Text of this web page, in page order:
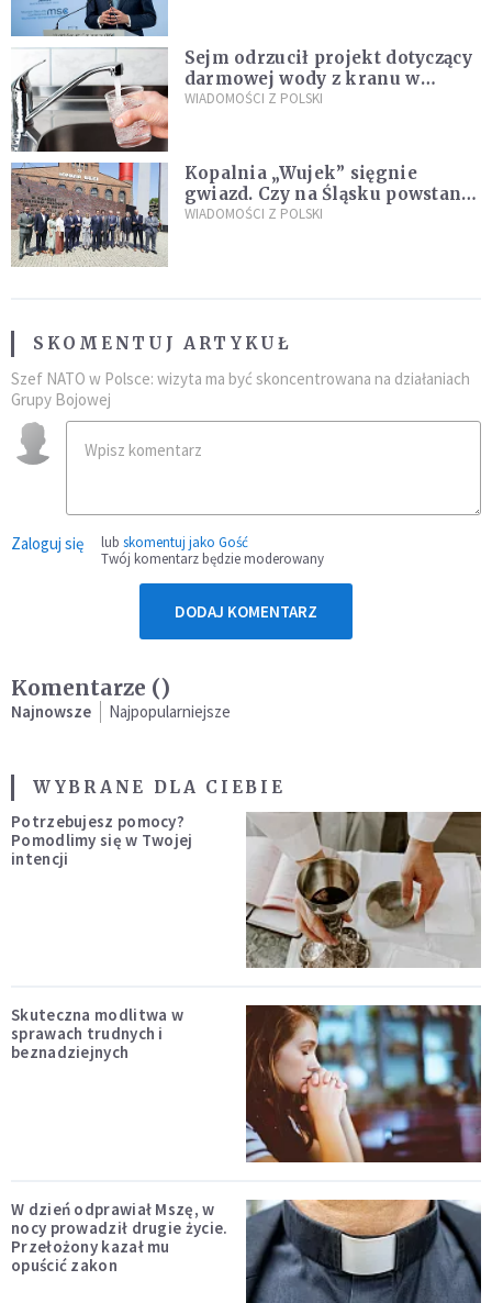
Sejm odrzucił projekt dotyczący
darmowej wody z kranu w
restauracjach
WIADOMOŚCI Z POLSKI
Kopalnia „Wujek” sięgnie
gwiazd. Czy na Śląsku powstanie
„Dolina Krzemowa”?
WIADOMOŚCI Z POLSKI
SKOMENTUJ ARTYKUŁ
Szef NATO w Polsce: wizyta ma być skoncentrowana na działaniach
Grupy Bojowej
Zaloguj się lub skomentuj jako Gość
Twój komentarz będzie moderowany
DODAJ KOMENTARZ
Komentarze ()
Najnowsze Najpopularniejsze
WYBRANE DLA CIEBIE
Potrzebujesz pomocy?
Pomodlimy się w Twojej
intencji
Skuteczna modlitwa w
sprawach trudnych i
beznadziejnych
W dzień odprawiał Mszę, w
nocy prowadził drugie życie.
Przełożony kazał mu
opuścić zakon